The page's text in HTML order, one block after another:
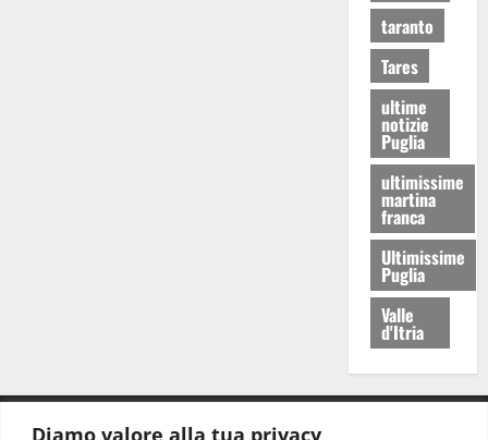
Diamo valore alla tua privacy
taranto
Tares
ultime
notizie
Puglia
ultimissime
martina
franca
Ultimissime
Puglia
Valle
d'Itria